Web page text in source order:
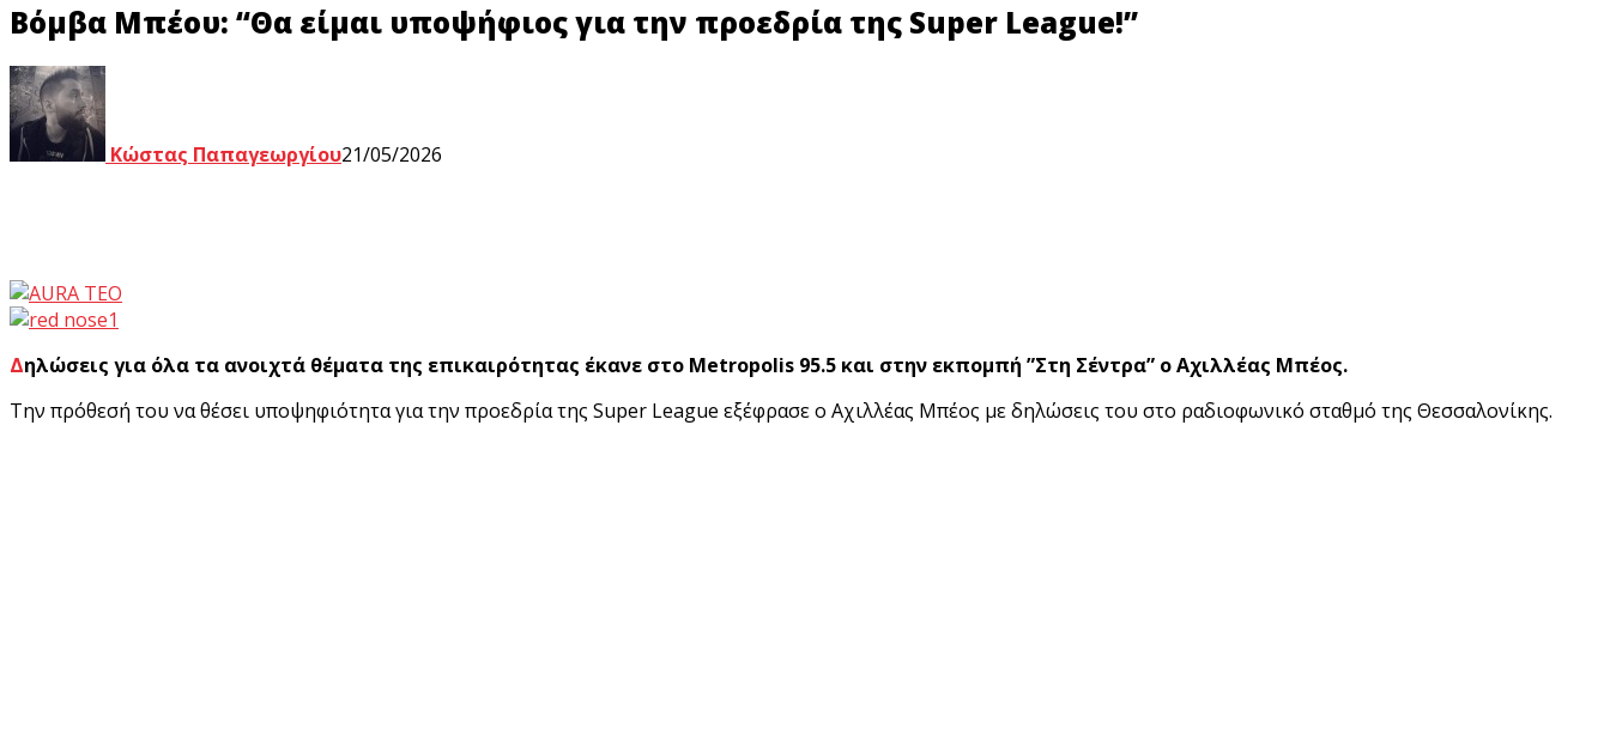
Βόμβα Μπέου: “Θα είμαι υποψήφιος για την προεδρία της Super League!”
Κώστας Παπαγεωργίου21/05/2026
Δηλώσεις για όλα τα ανοιχτά θέματα της επικαιρότητας έκανε στο Metropolis 95.5 και στην εκπομπή ”Στη Σέντρα” ο Αχιλλέας Μπέος.
Την πρόθεσή του να θέσει υποψηφιότητα για την προεδρία της Super League εξέφρασε ο Αχιλλέας Μπέος με δηλώσεις του στο ραδιοφωνικό σταθμό της Θεσσαλονίκης.